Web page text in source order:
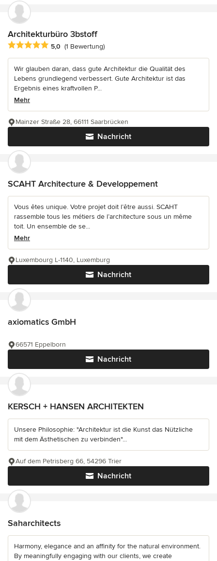
Architekturbüro 3bstoff
Durchschnittliche Bewertung: 5 von 5 Sternen
5,0 (1 Bewertung)
Wir glauben daran, dass gute Architektur die Qualität des
Lebens grundlegend verbessert. Gute Architektur ist das
Ergebnis eines kraftvollen P...
Mehr
Nachricht
Mainzer Straße 28, 66111 Saarbrücken
SCAHT Architecture & Developpement
Vous êtes unique. Votre projet doit l’être aussi. SCAHT
rassemble tous les métiers de l’architecture sous un même
toit. Un ensemble de se...
Mehr
Nachricht
Luxembourg L-1140, Luxemburg
axiomatics GmbH
Nachricht
66571 Eppelborn
KERSCH + HANSEN ARCHITEKTEN
Unsere Philosophie: "Architektur ist die Kunst das Nützliche
mit dem Ästhetischen zu verbinden"...
Nachricht
Auf dem Petrisberg 66, 54296 Trier
Saharchitects
Harmony, elegance and an affinity for the natural environment.
By meaningfully engaging with our clients, we create